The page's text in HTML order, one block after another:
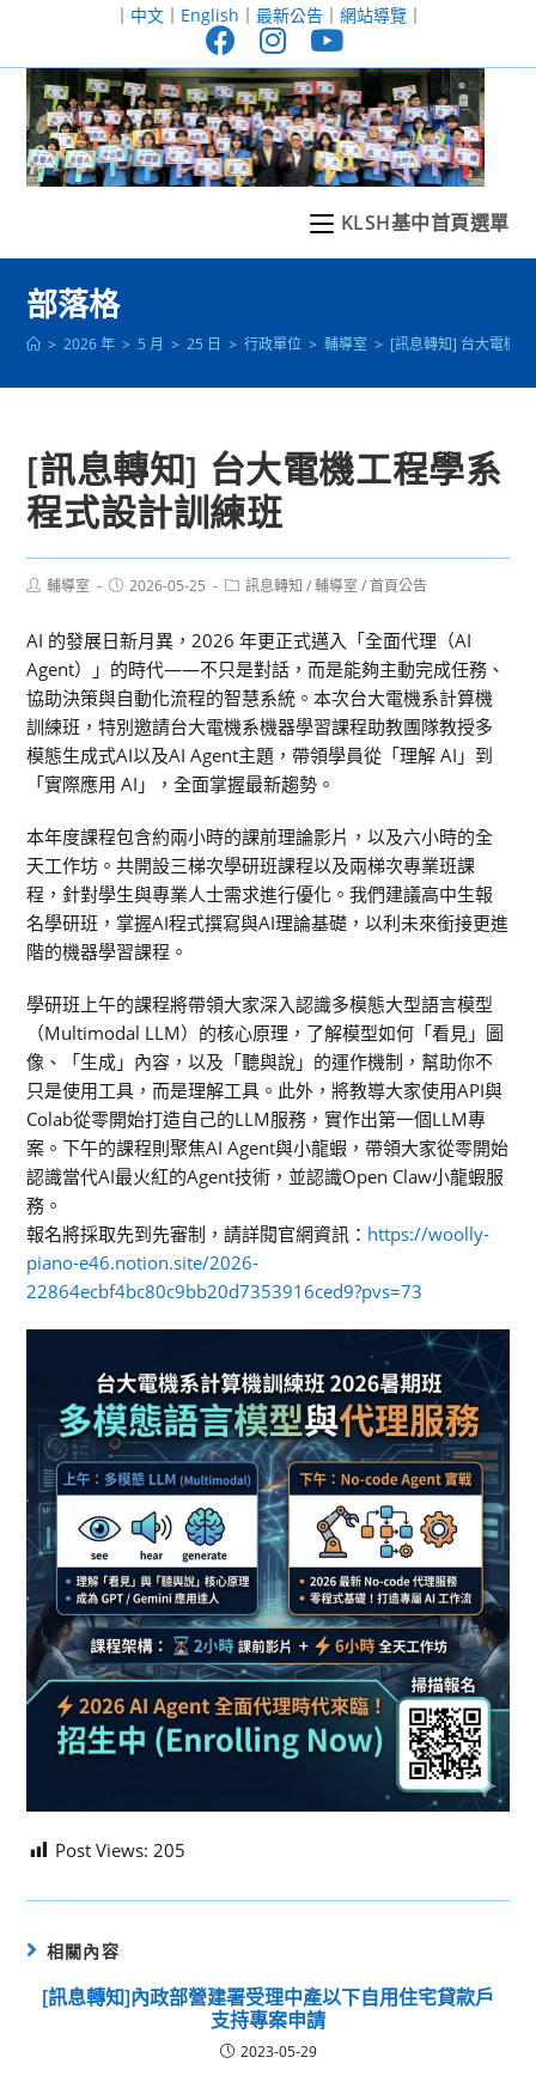
至
｜ 中文｜ English ｜ 最新公告｜ 網站導覽｜
KLSH基中首頁選單
部落格
> 2026 年 > 5 月 > 25 日 > 行政單位 > 輔導室 > [訊息轉知] 台大電機
[訊息轉知] 台大電機工程學系
程式設計訓練班
Post輔導室
Post2026-05-25
Post訊息轉知 / 輔導室 / 首頁公告
AI 的發展日新月異，2026 年更正式邁入「全面代理（AI
Agent）」的時代——不只是對話，而是能夠主動完成任務、
協助決策與自動化流程的智慧系統。本次台大電機系計算機
訓練班，特別邀請台大電機系機器學習課程助教團隊教授多
模態生成式AI以及AI Agent主題，帶領學員從「理解 AI」到
「實際應用 AI」，全面掌握最新趨勢。
本年度課程包含約兩小時的課前理論影片，以及六小時的全
天工作坊。共開設三梯次學研班課程以及兩梯次專業班課
程，針對學生與專業人士需求進行優化。我們建議高中生報
名學研班，掌握AI程式撰寫與AI理論基礎，以利未來銜接更進
階的機器學習課程。
學研班上午的課程將帶領大家深入認識多模態大型語言模型
（Multimodal LLM）的核心原理，了解模型如何「看見」圖
像、「生成」內容，以及「聽與說」的運作機制，幫助你不
只是使用工具，而是理解工具。此外，將教導大家使用API與
Colab從零開始打造自己的LLM服務，實作出第一個LLM專
案。下午的課程則聚焦AI Agent與小龍蝦，帶領大家從零開始
認識當代AI最火紅的Agent技術，並認識Open Claw小龍蝦服
務。
報名將採取先到先審制，請詳閱官網資訊： https://woolly-
piano-e46.notion.site/2026-
22864ecbf4bc80c9bb20d7353916ced9?pvs=73
Post Views: 205
相關內容
[訊息轉知]內政部營建署受理中產以下自用住宅貸款戶
支持專案申請
2023-05-29